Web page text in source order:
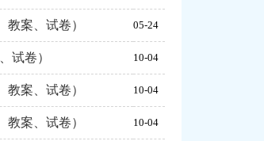
案、试卷） 05-24
试卷） 10-04
案、试卷） 10-04
案、试卷） 10-04